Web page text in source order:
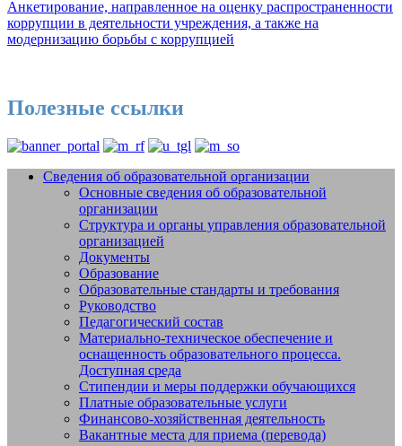
Анкетирование, направленное на оценку распространенности
коррупции в деятельности учреждения, а также на
модернизацию борьбы с коррупцией
Полезные ссылки
Добро пожаловать на сайт МБУДО
СШОР №14 "Жигули" г.о. Тольятти
Сведения об образовательной организации
Основные сведения об образовательной
организации
Структура и органы управления образовательной
организацией
Документы
Образование
Образовательные стандарты и требования
Руководство
Педагогический состав
Материально-техническое обеспечение и
оснащенность образовательного процесса.
Доступная среда
Стипендии и меры поддержки обучающихся
Платные образовательные услуги
Финансово-хозяйственная деятельность
Вакантные места для приема (перевода)